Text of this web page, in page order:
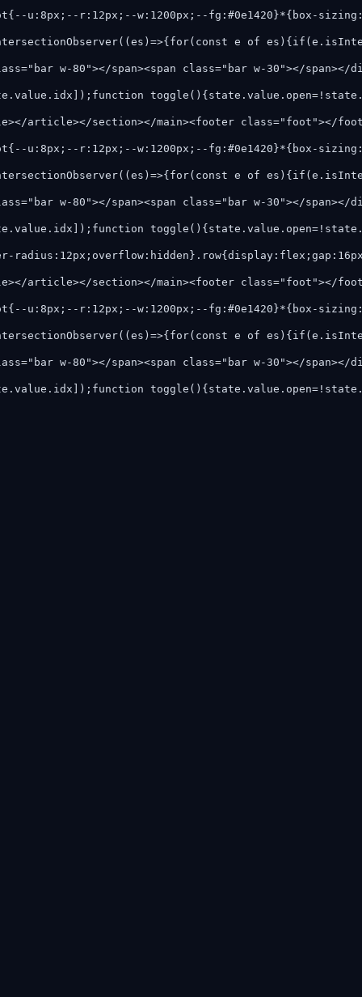
w:1200px;--
e
span><span class="bar w-
section></main><footer
w:1200px;--
e
span><span class="bar w-
section></main><footer
w:1200px;--
e
span><span class="bar w-